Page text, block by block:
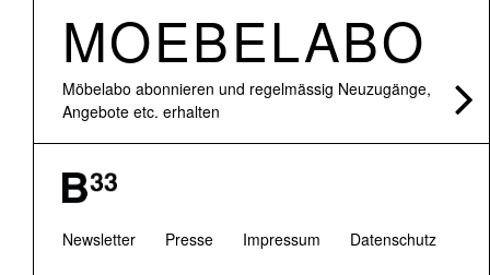
MOEBELABO
Möbelabo abonnieren und regelmässig Neuzugänge,
Angebote etc. erhalten
Newsletter Presse Impressum Datenschutz